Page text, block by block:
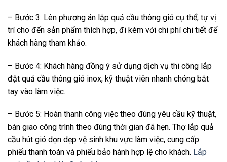
– Bước 3: Lên phương án lắp quả cầu thông gió cụ thể, tự vị
trí cho đến sản phẩm thích hợp, đi kèm với chi phí chi tiết để
khách hàng tham khảo.
– Bước 4: Khách hàng đồng ý sử dụng dịch vụ thi công lắp
đặt quả cầu thông gió inox, kỹ thuật viên nhanh chóng bắt
tay vào làm việc.
– Bước 5: Hoàn thanh công việc theo đúng yêu cầu kỹ thuật,
bàn giao công trình theo đúng thời gian đã hẹn. Thợ lắp quả
cầu hút gió dọn dẹp vệ sinh khu vực làm việc, cung cấp
phiếu thanh toán và phiếu bảo hành hợp lệ cho khách. Lắp